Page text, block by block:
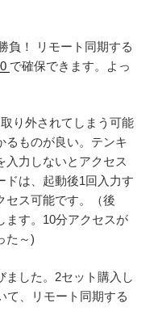
負！ リモート同期する
で確保できます。よっ
り外されてしまう可能
るものが良い。テンキ
入力しないとアクセス
ドは、起動後1回入力す
セス可能です。（後
ます。10分アクセスが
た～)
ました。2セット購入し
て、リモート同期する